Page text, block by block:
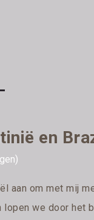
en
aan om met mij
we door het